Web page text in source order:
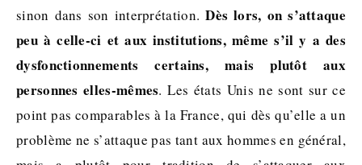
sinon dans son interprétation.Dès lors, on s’attaque
peu à celle-ci et aux institutions, même s’il y a des
dysfonctionnements certains, mais plutôt aux
personnes elles-mêmes. Les états Unis ne sont sur ce
point pas comparables à la France, qui dès qu’elle a un
problème ne s’attaque pas tant aux hommes en général,